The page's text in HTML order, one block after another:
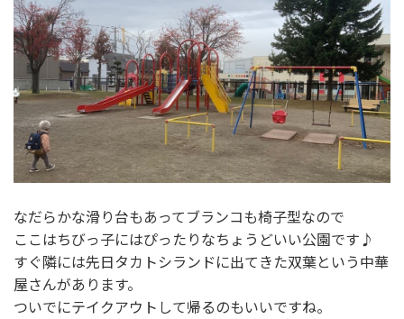
なだらかな滑り台もあってブランコも椅子型なので
ここはちびっ子にはぴったりなちょうどいい公園です♪
すぐ隣には先日タカトシランドに出てきた双葉という中華
屋さんがあります。
ついでにテイクアウトして帰るのもいいですね。